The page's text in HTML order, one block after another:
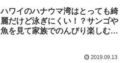
ハワイのハナウマ湾はとっても綺
麗だけど泳ぎにくい！？サンゴや
魚を見て家族でのんびり楽しむビ
2019.09.13